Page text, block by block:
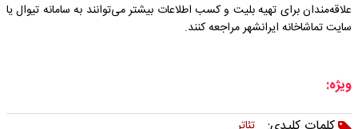
علاقه‌مندان برای تهیه بلیت و کسب اطلاعات بیشتر می‌توانند به سامانه تیوال یا
سایت تماشاخانه ایرانشهر مراجعه کنند.
ویژه: